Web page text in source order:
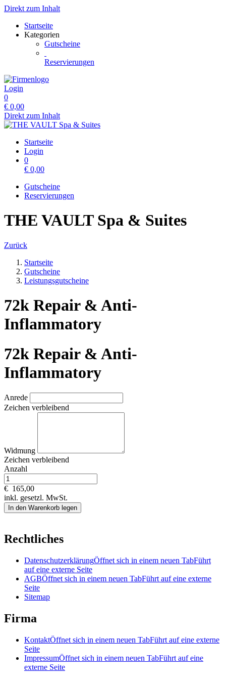
Direkt zum Inhalt
Startseite
Kategorien
Gutscheine
Reservierungen
Login
0
€ 0,00
Direkt zum Inhalt
Startseite
Login
0
€ 0,00
Gutscheine
Reservierungen
THE VAULT Spa & Suites
Zurück
Startseite
Gutscheine
Leistungsgutscheine
72k Repair & Anti-
Inflammatory
72k Repair & Anti-
Inflammatory
Anrede
Zeichen verbleibend
Widmung
Zeichen verbleibend
Anzahl
€ 165,00
inkl. gesetzl. MwSt.
In den Warenkorb legen
Rechtliches
DatenschutzerklärungÖffnet sich in einem neuen TabFührt
auf eine externe Seite
AGBÖffnet sich in einem neuen TabFührt auf eine externe
Seite
Sitemap
Firma
KontaktÖffnet sich in einem neuen TabFührt auf eine externe
Seite
ImpressumÖffnet sich in einem neuen TabFührt auf eine
externe Seite